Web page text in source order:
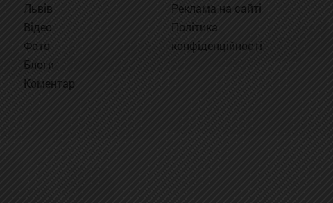
Львів
Відео
Фото
Блоги
Коментар
Реклама на сайті
Політика
конфіденційності